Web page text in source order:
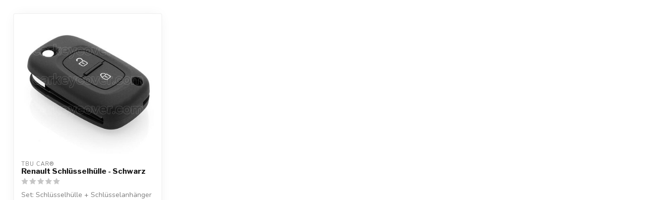
TBU CAR®
Renault Schlüsselhülle - Schwarz
Set: Schlüsselhülle + Schlüsselanhänger